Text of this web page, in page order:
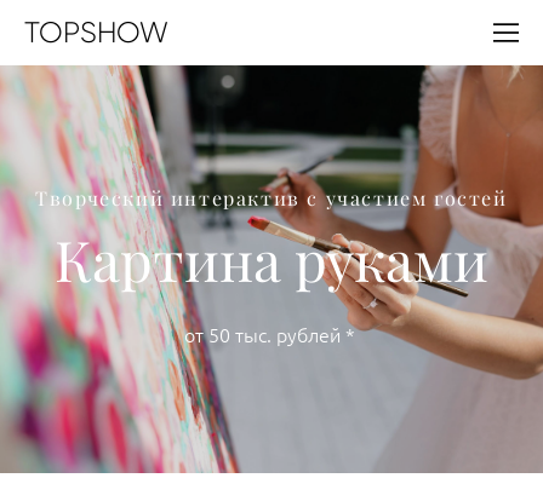
TOPSHOW
Творческий интерактив с участием гостей
Картина руками
от 50 тыс. рублей *